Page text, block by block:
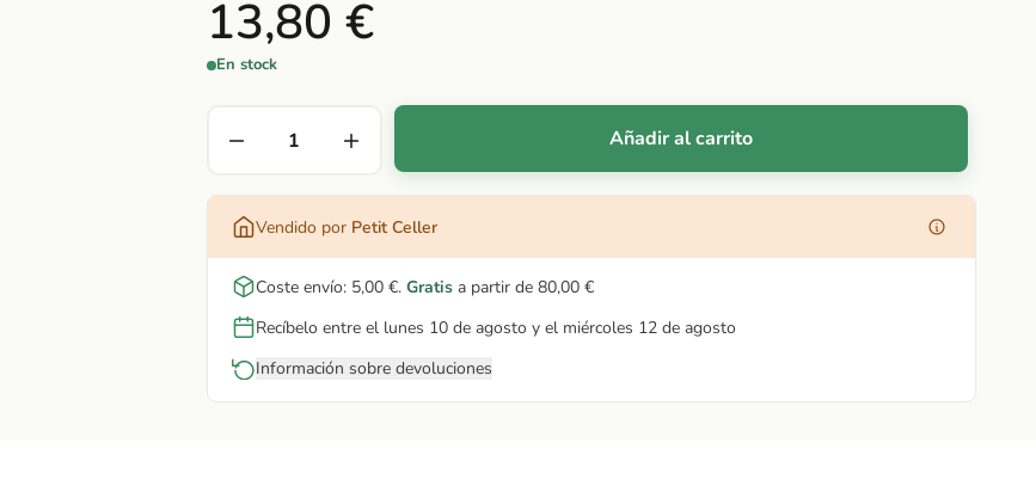
13,80 €
En stock
Añadir al carrito
Vendido por Petit Celler
Coste envío: 5,00 €. Gratisa partir de 80,00 €
Recíbelo entre el lunes 10 de agosto y el miércoles 12 de agosto
Información sobre devoluciones